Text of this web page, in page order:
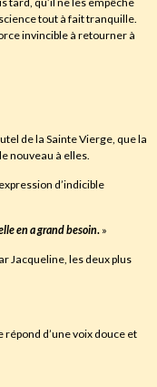
tout à fait tranquille.
invincible à retourner à
de la Sainte Vierge, que la
nouveau à elles.
d’indicible
en a grand besoin. »
Jacqueline, les deux plus
répond d’une voix douce et